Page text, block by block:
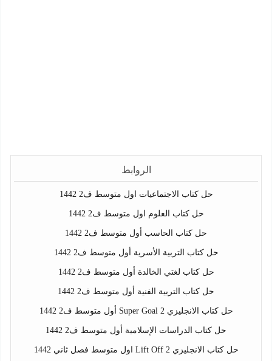
الروابط
حل كتاب الاجتماعيات اول متوسط ف2 1442
حل كتاب العلوم اول متوسط ف2 1442
حل كتاب الحاسب أول متوسط ف2 1442
حل كتاب التربية الأسرية أول متوسط ف2 1442
حل كتاب لغتي الخالدة أول متوسط ف2 1442
حل كتاب التربية الفنية أول متوسط ف2 1442
حل كتاب الانجليزي Super Goal 2 أول متوسط ف2 1442
حل كتاب الدراسات الإسلامية أول متوسط ف2 1442
حل كتاب الانجليزي Lift Off 2 اول متوسط فصل ثاني 1442